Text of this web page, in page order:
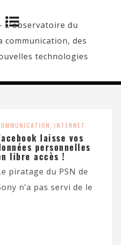
, INTERNET
laisse vos
personnelles
libre accès !
piratage du PSN de
n’a pas servi de le